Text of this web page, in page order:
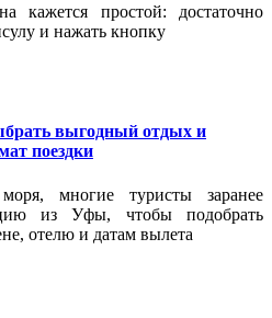
кажется простой: достаточно
и нажать кнопку
выгодный отдых и
поездки
многие туристы заранее
из Уфы, чтобы подобрать
отелю и датам вылета